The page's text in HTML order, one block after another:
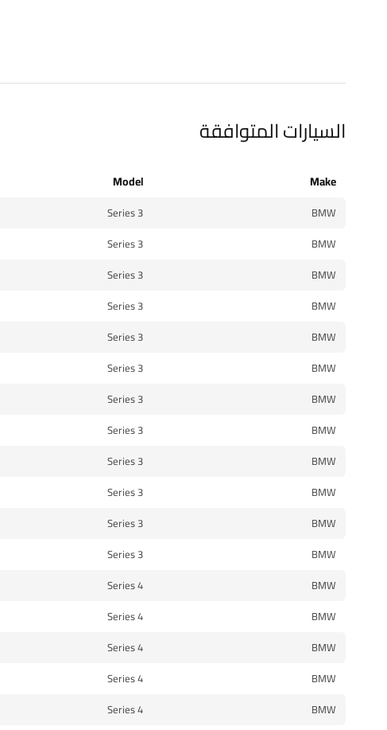
السيارات المتوافقة
Make
Model
BMW
3 Series
BMW
3 Series
BMW
3 Series
BMW
3 Series
BMW
3 Series
BMW
3 Series
BMW
3 Series
BMW
3 Series
BMW
3 Series
BMW
3 Series
BMW
3 Series
BMW
3 Series
BMW
4 Series
BMW
4 Series
BMW
4 Series
BMW
4 Series
BMW
4 Series